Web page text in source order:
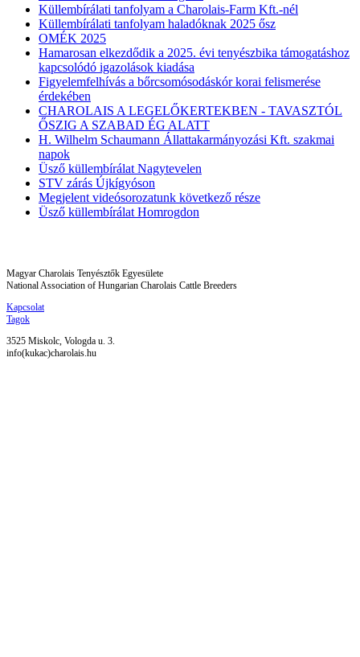
Küllembírálati tanfolyam a Charolais-Farm Kft.-nél
Küllembírálati tanfolyam haladóknak 2025 ősz
OMÉK 2025
Hamarosan elkezdődik a 2025. évi tenyészbika támogatáshoz
kapcsolódó igazolások kiadása
Figyelemfelhívás a bőrcsomósodáskór korai felismerése
érdekében
CHAROLAIS A LEGELŐKERTEKBEN - TAVASZTÓL
ŐSZIG A SZABAD ÉG ALATT
H. Wilhelm Schaumann Állattakarmányozási Kft. szakmai
napok
Üsző küllembírálat Nagytevelen
STV zárás Újkígyóson
Megjelent videósorozatunk következő része
Üsző küllembírálat Homrogdon
Magyar Charolais Tenyésztők Egyesülete
National Association of Hungarian Charolais Cattle Breeders
Kapcsolat
Tagok
3525 Miskolc, Vologda u. 3.
info(kukac)charolais.hu